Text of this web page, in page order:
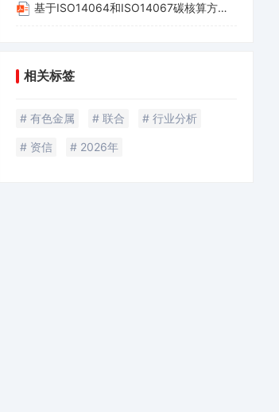
基于ISO14064和ISO14067碳核算方法应用-20220312-山西科城能源环境创新研究院-39页.pdf
相关标签
# 有色金属 # 联合 # 行业分析
# 资信 # 2026年